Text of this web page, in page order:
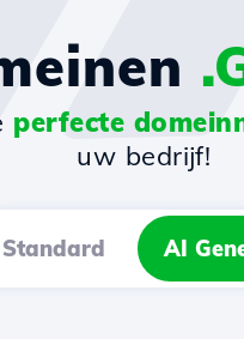
perfecte
uw bedrijf!
Standard AI